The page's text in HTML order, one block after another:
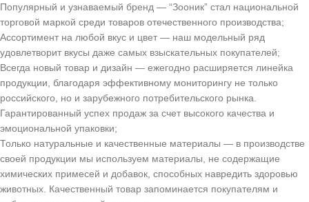
Популярный и узнаваемый бренд — “Зооник” стал национальной
торговой маркой среди товаров отечественного производства;
Ассортимент на любой вкус и цвет — наш модельный ряд
удовлетворит вкусы даже самых взыскательных покупателей;
Всегда новый товар и дизайн — ежегодно расширяется линейка
продукции, благодаря эффективному мониторингу не только
российского, но и зарубежного потребительского рынка.
Гарантированный успех продаж за счет высокого качества и
эмоциональной упаковки;
Только натуральные и качественные материалы — в производстве
своей продукции мы используем материалы, не содержащие
химических примесей и добавок, способных навредить здоровью
животных. Качественный товар запоминается покупателям и